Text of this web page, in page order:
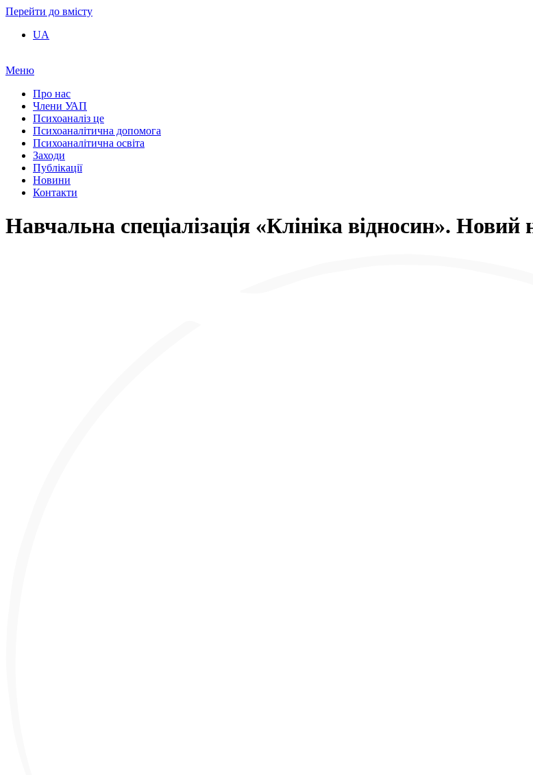
Перейти до вмісту
UA
Меню
Про нас
Члени УАП
Психоаналіз це
Психоаналітична допомога
Психоаналітична освіта
Заходи
Публікації
Новини
Контакти
Навчальна спеціалізація «Клініка відносин». Новий